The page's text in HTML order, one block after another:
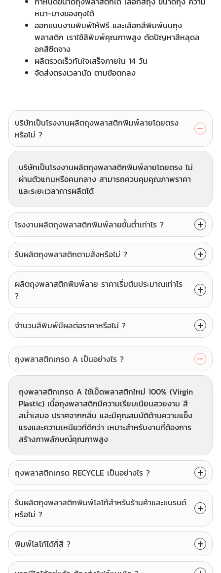
หนา-บางของถุงได้
ออกแบบงานพิมพ์ให้ฟรี และเลือกสีพิมพ์บนถุง
พลาสติก เราใช้สีพิมพ์คุณภาพสูง ตัดปัญหาสีหลุดล
อกสีซีดจาง
ผลิตรวดเร็วทันใจเสร็จภายใน 14 วัน
จัดส่งตรงเวลานัด ตามข้อตกลง
บริษัทเป็นโรงงานผลิตถุงพลาสติกพิมพ์ลายโดยตรง
หรือไม่ ?
บริษัทเป็นโรงงานผลิตถุงพลาสติกพิมพ์ลายโดยตรง ไม่
ผ่านตัวแทนหรือคนกลาง สามารถควบคุมคุณภาพราคา
และระยะเวลาการผลิตได้
โรงงานผลิตถุงพลาสติกพิมพ์ลายขั้นต่ำเท่าไร ?
รับผลิตถุงพลาสติกตามสั่งหรือไม่ ?
ผลิตถุงพลาสติกพิมพ์ลาย ราคาเริ่มต้นประมาณเท่าไร
?
จำนวนสีพิมพ์มีผลต่อราคาหรือไม่ ?
ถุงพลาสติกเกรด A เป็นอย่างไร ?
ถุงพลาสติกเกรด A ใช้เม็ดพลาสติกใหม่ 100% (Virgin
Plastic) เนื้อถุงพลาสติกมีความเรียบเนียนสวยงาม สี
สม่ำเสมอ ปราศจากกลิ่น และมีคุณสมบัติด้านความแข็ง
แรงและความเหนียวที่ดีกว่า เหมาะสำหรับงานที่ต้องการ
สร้างภาพลักษณ์คุณภาพสูง
ถุงพลาสติกเกรด RECYCLE เป็นอย่างไร ?
รับผลิตถุงพลาสติกพิมพ์โลโก้สำหรับร้านค้าและแบรนด์
หรือไม่ ?
พิมพ์โลโก้ได้กี่สี ?